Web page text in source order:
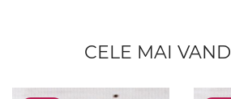
CELE MAI